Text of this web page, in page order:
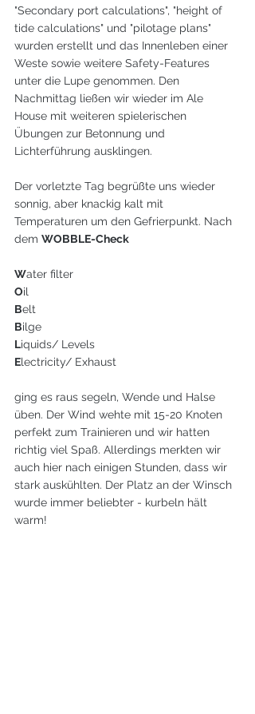
"Secondary port calculations", "height of
tide calculations" und "pilotage plans"
wurden erstellt und das Innenleben einer
Weste sowie weitere Safety-Features
unter die Lupe genommen. Den
Nachmittag ließen wir wieder im Ale
House mit weiteren spielerischen
Übungen zur Betonnung und
Lichterführung ausklingen.
Der vorletzte Tag begrüßte uns wieder
sonnig, aber knackig kalt mit
Temperaturen um den Gefrierpunkt. Nach
dem WOBBLE-Check
Water filter
Oil
Belt
Bilge
Liquids/ Levels
Electricity/ Exhaust
ging es raus segeln, Wende und Halse
üben. Der Wind wehte mit 15-20 Knoten
perfekt zum Trainieren und wir hatten
richtig viel Spaß. Allerdings merkten wir
auch hier nach einigen Stunden, dass wir
stark auskühlten. Der Platz an der Winsch
wurde immer beliebter - kurbeln hält
warm!